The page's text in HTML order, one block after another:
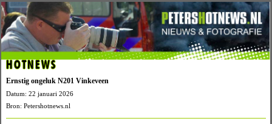
HOTNEWS
Ernstig ongeluk N201 Vinkeveen
Datum: 22 januari 2026
Bron: Petershotnews.nl